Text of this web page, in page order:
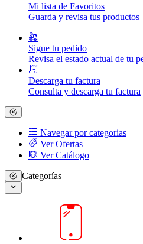
Mi lista de Favoritos
Guarda y revisa tus productos
Sigue tu pedido
Revisa el estado actual de tu
Descarga tu factura
Consulta y descarga tu factura
Navegar por categorias
Ver Ofertas
Ver Catálogo
Categorías